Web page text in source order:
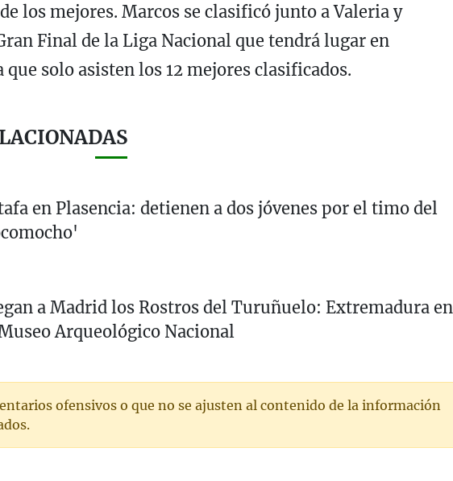
los mejores. Marcos se clasificó junto a Valeria y
Final de la Liga Nacional que tendrá lugar en
que solo asisten los 12 mejores clasificados.
en Plasencia: detienen a dos jóvenes por el timo del
a Madrid los Rostros del Turuñuelo: Extremadura en
Arqueológico Nacional
ofensivos o que no se ajusten al contenido de la información